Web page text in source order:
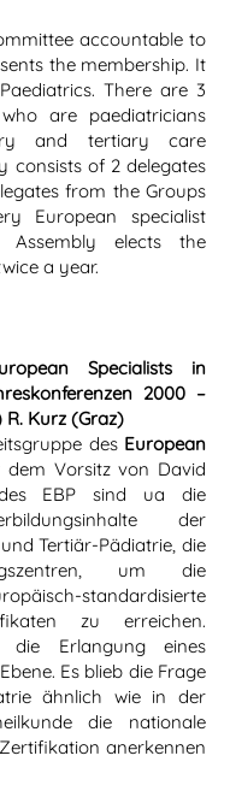
accountable to
the membership. It
There are 3
are paediatricians
and tertiary care
consists of 2 delegates
from the Groups
European specialist
Assembly elects the
a year.
Specialists in
2000 –
R. Kurz (Graz)
des European
dem Vorsitz von David
EBP sind ua die
der
Tertiär-Pädiatrie, die
um die
standardisierte
zu erreichen.
Erlangung eines
Es blieb die Frage
ähnlich wie in der
die nationale
anerkennen